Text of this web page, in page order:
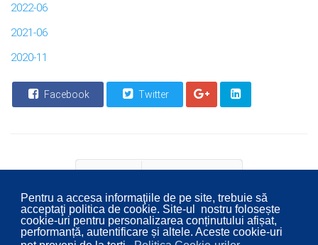
Pentru a accesa informaţiile de pe site, trebuie să
acceptaţi politica de cookie. Site-ul nostru folosește
cookie-uri pentru personalizarea conținutului afișat,
performanță, autentificare și altele. Aceste cookie-uri
2022-06
2021-06
2020-11
Facebook Twitter
Prec Mai departe